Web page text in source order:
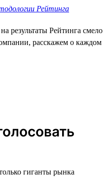
Рейтинга
результаты Рейтинга смело
расскажем о каждом
гиганты рынка